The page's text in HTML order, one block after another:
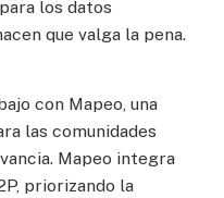
los datos
que valga la pena.
con Mapeo, una
las comunidades
Mapeo integra
priorizando la